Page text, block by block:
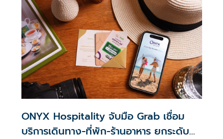
ONYX Hospitality จับมือ Grab เชื่อม
บริการเดินทาง-ที่พัก-ร้านอาหาร ยกระดับ